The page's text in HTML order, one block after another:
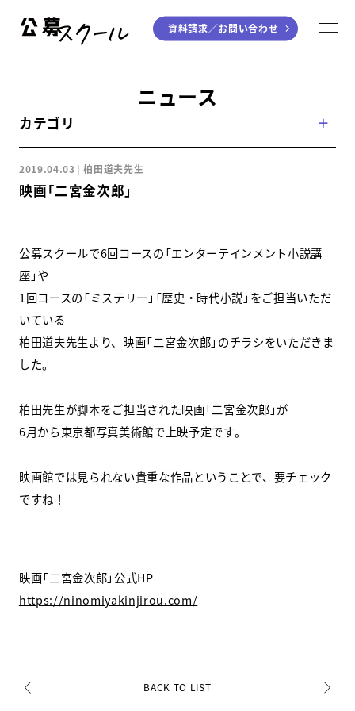
ジャンルから探す
小説
エッセイ
童話
ライティング
音楽（作詞・作曲）
学び方から探す
デジタル講座
入門・実践講座
個別指南講座
スクールマガジン
コンセプト
受講の流れ
ニュース
資料請求／お問い合わせ
資料請求／お問い合わせ
オンライン課題提出
ニュース
カテゴリ
2019.04.03 柏田道夫先生
映画「二宮金次郎」
公募スクールで6回コースの「エンターテインメント小説講
座」や
1回コースの「ミステリー」「歴史・時代小説」をご担当いただ
いている
柏田道夫先生より、映画「二宮金次郎」のチラシをいただきま
した。
柏田先生が脚本をご担当された映画「二宮金次郎」が
6月から東京都写真美術館で上映予定です。
映画館では見られない貴重な作品ということで、要チェック
ですね！
映画「二宮金次郎」公式HP
https://ninomiyakinjirou.com/
BACK TO LIST